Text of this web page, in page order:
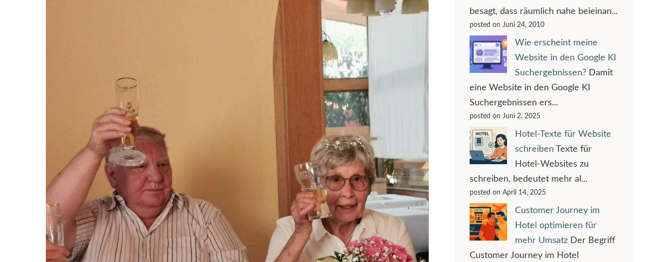
besagt, dass räumlich nahe beieinan...
posted on Juni 24, 2010
Wie erscheint meine
Website in den Google KI
Suchergebnissen? Damit
eine Website in den Google KI
Suchergebnissen ers...
posted on Juni 2, 2025
Hotel-Texte für Website
schreiben Texte für
Hotel-Websites zu
schreiben, bedeutet mehr al...
posted on April 14, 2025
Customer Journey im
Hotel optimieren für
mehr Umsatz Der Begriff
Customer Journey im Hotel